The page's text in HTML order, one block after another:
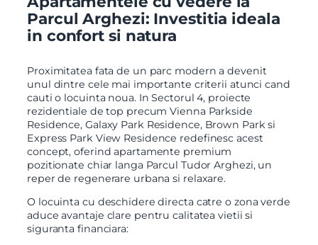
Parcul Arghezi: Investitia ideala
in confort si natura
Proximitatea fata de un parc modern a devenit
unul dintre cele mai importante criterii atunci cand
cauti o locuinta noua. In Sectorul 4, proiecte
rezidentiale de top precum Vienna Parkside
Residence, Galaxy Park Residence, Brown Park si
Express Park View Residence redefinesc acest
concept, oferind apartamente premium
pozitionate chiar langa Parcul Tudor Arghezi, un
reper de regenerare urbana si relaxare.
O locuinta cu deschidere directa catre o zona verde
aduce avantaje clare pentru calitatea vietii si
siguranta financiara: